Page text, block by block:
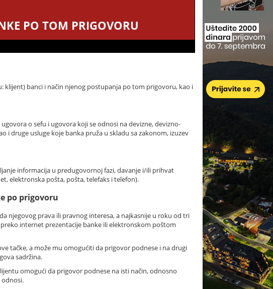
PO TOM PRIGOVORU
klijent) banci i način njenog postupanja po tom prigovoru, kao i
o sefu i ugovora koji se odnosi na devizne, devizno-
i druge usluge koje banka pruža u skladu sa zakonom, izuzev
informacija u predugovornoj fazi, davanje i/ili prihvat
elektronska pošta, pošta, telefaks i telefon).
po prigovoru
njegovog prava ili pravnog interesa, a najkasnije u roku od tri
internet prezentacije banke ili elektronskom poštom
tačke, a može mu omogućiti da prigovor podnese i na drugi
sadržina.
omogući da prigovor podnese na isti način, odnosno
odnosi.